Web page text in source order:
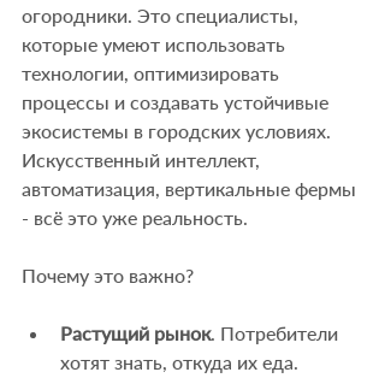
огородники. Это специалисты,
которые умеют использовать
технологии, оптимизировать
процессы и создавать устойчивые
экосистемы в городских условиях.
Искусственный интеллект,
автоматизация, вертикальные фермы
- всё это уже реальность.
Почему это важно?
Растущий рынок. Потребители
хотят знать, откуда их еда.